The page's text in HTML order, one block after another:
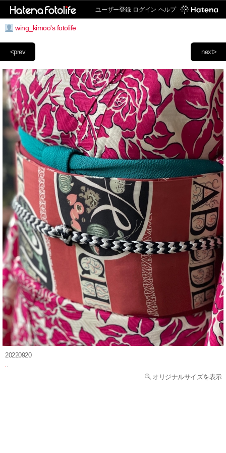
ユーザー登録 ログイン ヘルプ
wing_kimoo's fotolife
next>
<prev
20220920
オリジナルサイズを表示